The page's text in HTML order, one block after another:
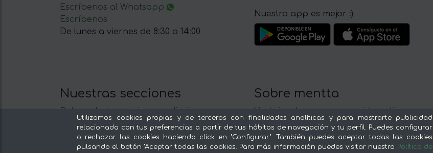
Escríbenos al Whatsapp
Escríbenos
De lunes a viernes de 8:30 a 14:00
Nuestra app es mejor :)
Nuestras secciones
Del productor, sin intermediarios
Tiendas Especializadas y Productos
Gourmet
Nuestras cocinas
Sobre mentta
Ventajas de comprar comida online en
mentta
Conoce mentta
Blog de mentta
Utilizamos cookies propias y de terceros con finalidades analíticas y para mostrarte publicidad
relacionada con tus preferencias a partir de tus hábitos de navegación y tu perfil. Puedes configurar
o rechazar las cookies haciendo click en "Configurar". También puedes aceptar todas las cookies
pulsando el botón "Aceptar todas las cookies. Para más información puedes visitar nuestra Política de